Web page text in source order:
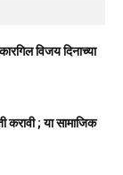
विजय दिनाच्या
करावी ; या सामाजिक